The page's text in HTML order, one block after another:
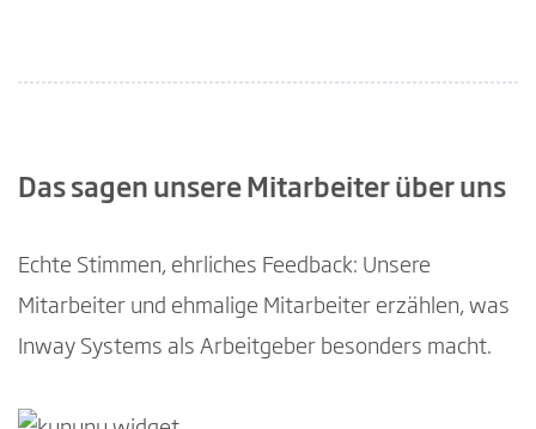
Das sagen unsere Mitarbeiter über uns
Echte Stimmen, ehrliches Feedback: Unsere
Mitarbeiter und ehmalige Mitarbeiter erzählen, was
Inway Systems als Arbeitgeber besonders macht.